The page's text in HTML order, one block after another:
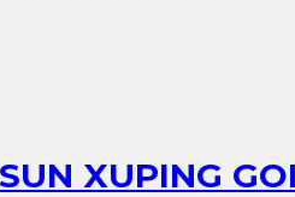
XUPING